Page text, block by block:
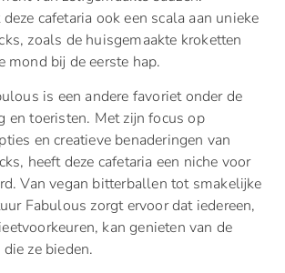
cafetaria ook een scala aan unieke
zoals de huisgemaakte kroketten
mond bij de eerste hap.
is een andere favoriet onder de
en toeristen. Met zijn focus op
en creatieve benaderingen van
heeft deze cafetaria een niche voor
Van vegan bitterballen tot smakelijke
Fabulous zorgt ervoor dat iedereen,
kan genieten van de
ze bieden.